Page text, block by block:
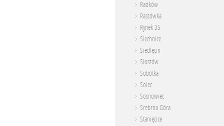
Radków
Raszówka
Rynek 35
Siechnice
Siedlęcin
Słoszów
Sobótka
Solec
Sosnowiec
Srebrna Góra
Stanięcice